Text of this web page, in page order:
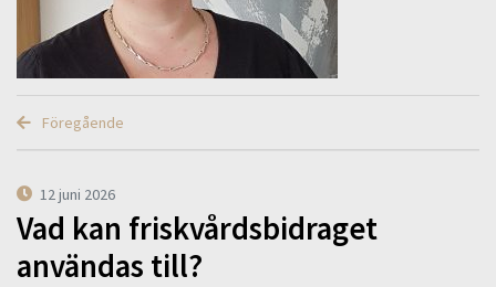
Föregående
12 juni 2026
Vad kan friskvårdsbidraget
användas till?